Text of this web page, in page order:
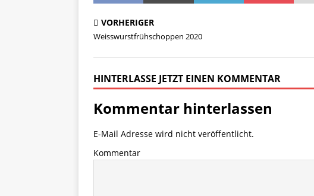
VORHERIGER
Weisswurstfrühschoppen 2020
HINTERLASSE JETZT EINEN KOMMENTAR
Kommentar hinterlassen
E-Mail Adresse wird nicht veröffentlicht.
Kommentar